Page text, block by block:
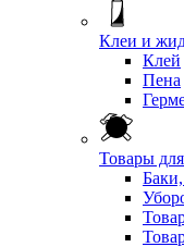
Клеи и
Клей
Пена
Товары